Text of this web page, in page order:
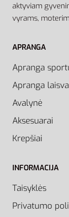
aktyviam
vyrams,
APRANGA
Apranga
Apranga
Avalynė
Aksesuarai
Krepšiai
INFORMACIJA
Taisyklės
Privatumo